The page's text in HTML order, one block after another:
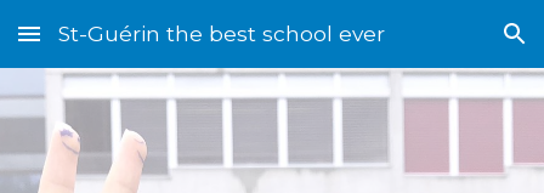
Skip to main content Skip to navigation
St-Guérin the best school ever